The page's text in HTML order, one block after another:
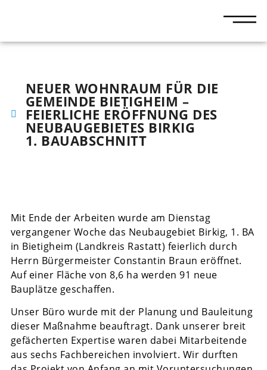
NEUER WOHNRAUM FÜR DIE
GEMEINDE BIETIGHEIM –
FEIERLICHE ERÖFFNUNG DES
NEUBAUGEBIETES BIRKIG
1. BAUABSCHNITT
Mit Ende der Arbeiten wurde am Dienstag
vergangener Woche das Neubaugebiet Birkig, 1. BA
in Bietigheim (Landkreis Rastatt) feierlich durch
Herrn Bürgermeister Constantin Braun eröffnet.
Auf einer Fläche von 8,6 ha werden 91 neue
Bauplätze geschaffen.
Unser Büro wurde mit der Planung und Bauleitung
dieser Maßnahme beauftragt. Dank unserer breit
gefächerten Expertise waren dabei Mitarbeitende
aus sechs Fachbereichen involviert. Wir durften